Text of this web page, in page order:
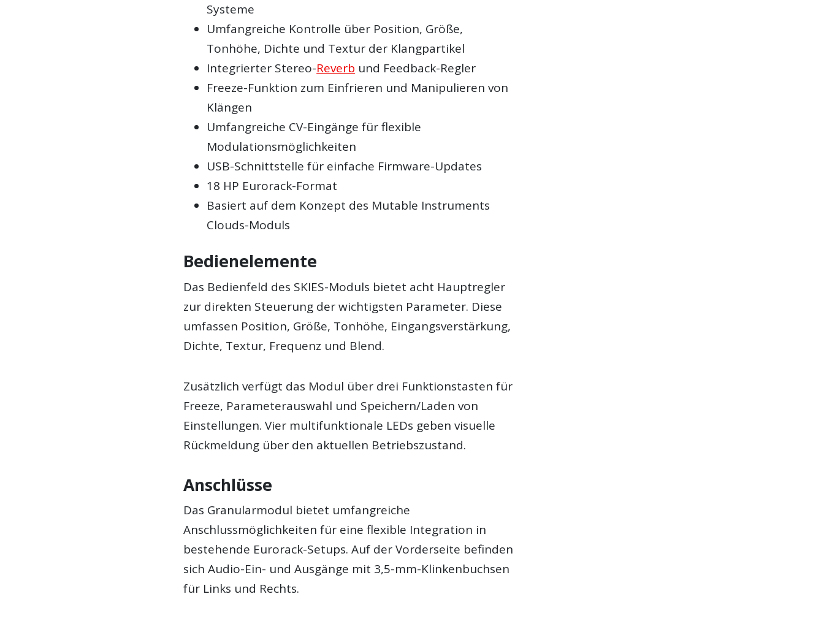
Systeme
Umfangreiche Kontrolle über Position, Größe,
Tonhöhe, Dichte und Textur der Klangpartikel
Integrierter Stereo-Reverb und Feedback-Regler
Freeze-Funktion zum Einfrieren und Manipulieren von
Klängen
Umfangreiche CV-Eingänge für flexible
Modulationsmöglichkeiten
USB-Schnittstelle für einfache Firmware-Updates
18 HP Eurorack-Format
Basiert auf dem Konzept des Mutable Instruments
Clouds-Moduls
Bedienelemente
Das Bedienfeld des SKIES-Moduls bietet acht Hauptregler
zur direkten Steuerung der wichtigsten Parameter. Diese
umfassen Position, Größe, Tonhöhe, Eingangsverstärkung,
Dichte, Textur, Frequenz und Blend.
Zusätzlich verfügt das Modul über drei Funktionstasten für
Freeze, Parameterauswahl und Speichern/Laden von
Einstellungen. Vier multifunktionale LEDs geben visuelle
Rückmeldung über den aktuellen Betriebszustand.
Anschlüsse
Das Granularmodul bietet umfangreiche
Anschlussmöglichkeiten für eine flexible Integration in
bestehende Eurorack-Setups. Auf der Vorderseite befinden
sich Audio-Ein- und Ausgänge mit 3,5-mm-Klinkenbuchsen
für Links und Rechts.